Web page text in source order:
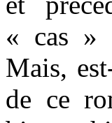
« cas »
Mais,
de ce